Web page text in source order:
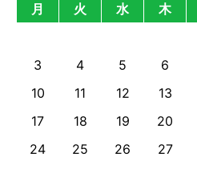
月
火 水 木
3
4 5 6
10
11 12 13
17
18 19 20
24
25 26 27